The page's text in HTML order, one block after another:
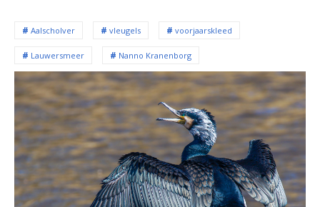
Aalscholver vleugels voorjaarskleed
Lauwersmeer Nanno Kranenborg